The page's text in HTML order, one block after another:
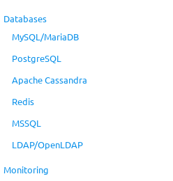
Databases
MySQL/MariaDB
PostgreSQL
Apache Cassandra
Redis
MSSQL
LDAP/OpenLDAP
Monitoring